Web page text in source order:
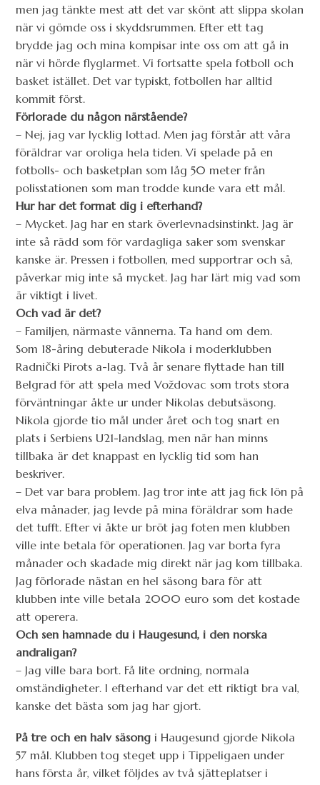
men jag tänkte mest att det var skönt att slippa skolan
när vi gömde oss i skyddsrummen. Efter ett tag
brydde jag och mina kompisar inte oss om att gå in
när vi hörde flyglarmet. Vi fortsatte spela fotboll och
basket istället. Det var typiskt, fotbollen har alltid
kommit först.
Förlorade du någon närstående?
– Nej, jag var lycklig lottad. Men jag förstår att våra
föräldrar var oroliga hela tiden. Vi spelade på en
fotbolls- och basketplan som låg 50 meter från
polisstationen som man trodde kunde vara ett mål.
Hur har det format dig i efterhand?
– Mycket. Jag har en stark överlevnadsinstinkt. Jag är
inte så rädd som för vardagliga saker som svenskar
kanske är. Pressen i fotbollen, med supportrar och så,
påverkar mig inte så mycket. Jag har lärt mig vad som
är viktigt i livet.
Och vad är det?
– Familjen, närmaste vännerna. Ta hand om dem.
Som 18-åring debuterade Nikola i moderklubben
Radnički Pirots a-lag. Två år senare flyttade han till
Belgrad för att spela med Voždovac som trots stora
förväntningar åkte ur under Nikolas debutsäsong.
Nikola gjorde tio mål under året och tog snart en
plats i Serbiens U21-landslag, men när han minns
tillbaka är det knappast en lycklig tid som han
beskriver.
– Det var bara problem. Jag tror inte att jag fick lön på
elva månader, jag levde på mina föräldrar som hade
det tufft. Efter vi åkte ur bröt jag foten men klubben
ville inte betala för operationen. Jag var borta fyra
månader och skadade mig direkt när jag kom tillbaka.
Jag förlorade nästan en hel säsong bara för att
klubben inte ville betala 2000 euro som det kostade
att operera.
Och sen hamnade du i Haugesund, i den norska
andraligan?
– Jag ville bara bort. Få lite ordning, normala
omständigheter. I efterhand var det ett riktigt bra val,
kanske det bästa som jag har gjort.
På tre och en halv säsong i Haugesund gjorde Nikola
57 mål. Klubben tog steget upp i Tippeligaen under
hans första år, vilket följdes av två sjätteplatser i